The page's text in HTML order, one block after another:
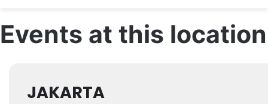
Events at this location
JAKARTA